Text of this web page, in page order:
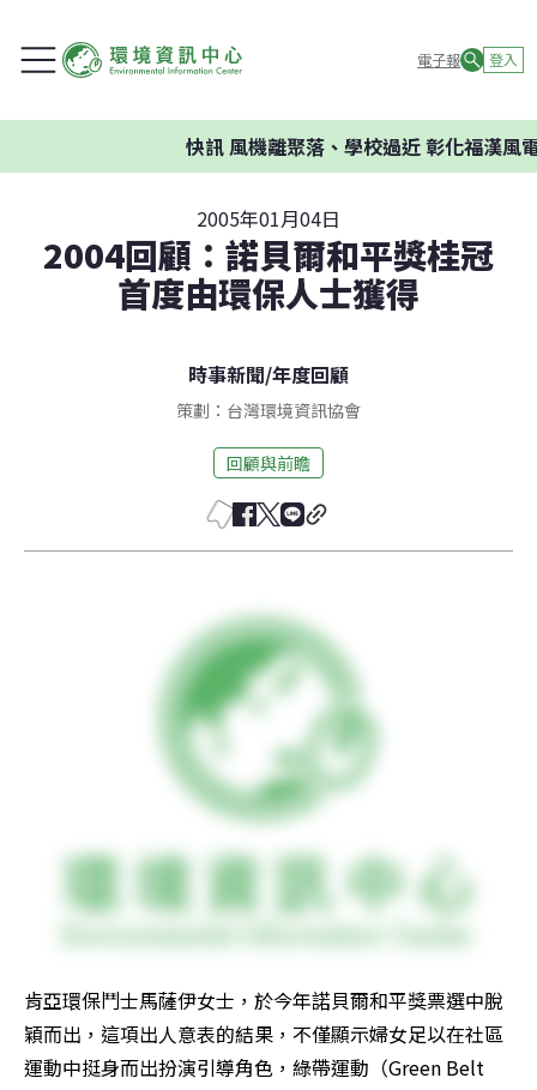
電子報 登入
快訊風機離聚落、學校過近 彰化福漢風電
2005年01月04日
2004回顧：諾貝爾和平獎桂冠
首度由環保人士獲得
時事新聞/年度回顧
策劃：台灣環境資訊協會
回顧與前瞻
肯亞環保鬥士馬薩伊女士，於今年諾貝爾和平獎票選中脫
穎而出，這項出人意表的結果，不僅顯示婦女足以在社區
運動中挺身而出扮演引導角色，綠帶運動（Green Belt